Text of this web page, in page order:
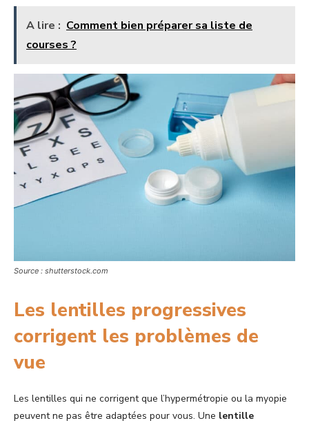
A lire : Comment bien préparer sa liste de
courses ?
Source : shutterstock.com
Les lentilles progressives
corrigent les problèmes de
vue
Les lentilles qui ne corrigent que l’hypermétropie ou la myopie
peuvent ne pas être adaptées pour vous. Une lentille